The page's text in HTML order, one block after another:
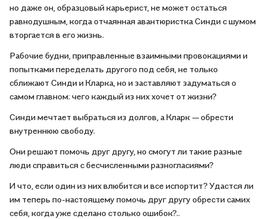
но даже он, образцовый карьерист, не может остаться
равнодушным, когда отчаянная авантюристка Синди с шумом
вторгается в его жизнь.
Рабочие будни, приправленные взаимными провокациями и
попытками переделать другого под себя, не только
сближают Синди и Кларка, но и заставляют задуматься о
самом главном: чего каждый из них хочет от жизни?
Синди мечтает выбраться из долгов, а Кларк — обрести
внутреннюю свободу.
Они решают помочь друг другу, но смогут ли такие разные
люди справиться с бесчисленными разногласиями?
И что, если один из них влюбится и все испортит? Удастся ли
им теперь по-настоящему помочь друг другу обрести самих
себя, когда уже сделано столько ошибок?..